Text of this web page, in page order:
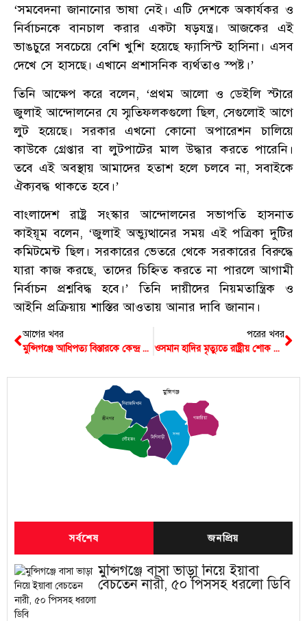
‘সমবেদনা জানানোর ভাষা নেই। এটি দেশকে অকার্যকর ও
নির্বাচনকে বানচাল করার একটা ষড়যন্ত্র। আজকের এই
ভাঙচুরে সবচেয়ে বেশি খুশি হয়েছে ফ্যাসিস্ট হাসিনা। এসব
দেখে সে হাসছে। এখানে প্রশাসনিক ব্যর্থতাও স্পষ্ট।’
তিনি আক্ষেপ করে বলেন, ‘প্রথম আলো ও ডেইলি স্টারে
জুলাই আন্দোলনের যে স্মৃতিফলকগুলো ছিল, সেগুলোই আগে
লুট হয়েছে। সরকার এখনো কোনো অপারেশন চালিয়ে
কাউকে গ্রেপ্তার বা লুটপাটের মাল উদ্ধার করতে পারেনি।
তবে এই অবস্থায় আমাদের হতাশ হলে চলবে না, সবাইকে
ঐক্যবদ্ধ থাকতে হবে।’
বাংলাদেশ রাষ্ট্র সংস্কার আন্দোলনের সভাপতি হাসনাত
কাইয়ূম বলেন, ‘জুলাই অভ্যুত্থানের সময় এই পত্রিকা দুটির
কমিটমেন্ট ছিল। সরকারের ভেতরে থেকে সরকারের বিরুদ্ধে
যারা কাজ করছে, তাদের চিহ্নিত করতে না পারলে আগামী
নির্বাচন প্রশ্নবিদ্ধ হবে।’ তিনি দায়ীদের নিয়মতান্ত্রিক ও
আইনি প্রক্রিয়ায় শাস্তির আওতায় আনার দাবি জানান।
আগের খবর
মুন্সিগঞ্জে আধিপত্য বিস্তারকে কেন্দ্র করে দুই গ্রুপের সংঘর্ষ, পুলিশসহ টেটাবিদ্ধ ৬ জন
পরের খবর
ওসমান হাদির মৃত্যুতে রাষ্ট্রীয় শোক আজ, অর্ধনমিত থাকবে জাতীয় পতাকা
শ্রীনগর
সিরাজদিখান
টংগিবাড়ী
সদর
গজারিয়া
লৌহজং
মুন্সিগঞ্জ
সর্বশেষ জনপ্রিয়
মুন্সিগঞ্জে বাসা ভাড়া নিয়ে ইয়াবা
বেচতেন নারী, ৫০ পিসসহ ধরলো ডিবি